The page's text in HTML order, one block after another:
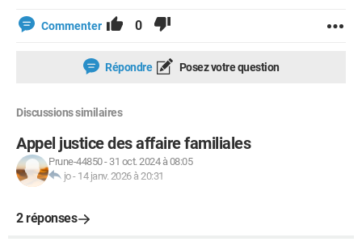
Commenter 0
Répondre Posez votre question
Discussions similaires
Appel justice des affaire familiales
Prune-44850- 31 oct. 2024 à 08:05
jo- 14 janv. 2026 à 20:31
2 réponses